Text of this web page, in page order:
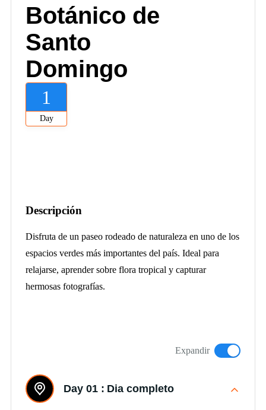
Botánico de
Santo
Domingo
1
Day
Descripción
Disfruta de un paseo rodeado de naturaleza en uno de los
espacios verdes más importantes del país. Ideal para
relajarse, aprender sobre flora tropical y capturar
hermosas fotografías.
Expandir
Day 01 : Dia completo